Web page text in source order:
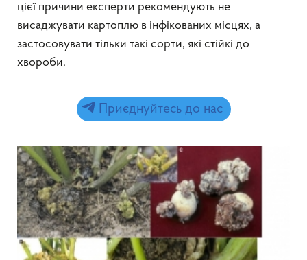
цієї причини експерти рекомендують не
висаджувати картоплю в інфікованих місцях, а
застосовувати тільки такі сорти, які стійкі до
хвороби.
Приєднуйтесь до нас